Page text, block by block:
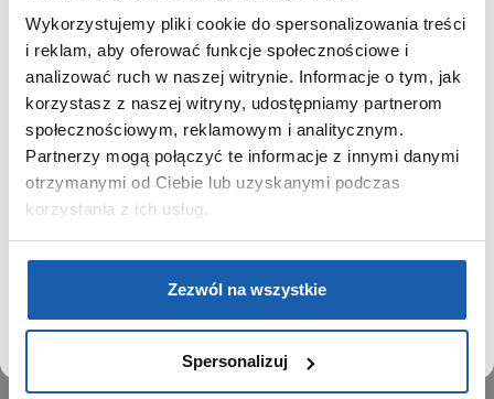
Wykorzystujemy pliki cookie do spersonalizowania treści
i reklam, aby oferować funkcje społecznościowe i
analizować ruch w naszej witrynie. Informacje o tym, jak
korzystasz z naszej witryny, udostępniamy partnerom
społecznościowym, reklamowym i analitycznym.
Partnerzy mogą połączyć te informacje z innymi danymi
otrzymanymi od Ciebie lub uzyskanymi podczas
korzystania z ich usług.
Zezwól na wszystkie
Spersonalizuj
GRUPA ZIBI
Historia
Misja, wizja i wartości Grupy Zibi
Ważne daty
Kariera
Zgoda na ciasteczka
PRODUKTY
Kalkulatory
SIECI SPRZEDAŻY
SZANOWNY UŻYTKOWNIKU,
SZANOWNA UŻYTKOWNICZKO
Używamy plików cookie w celach analitycznych,
statystycznych i marketingowych, w tym aby analizować
ruch w tej witrynie, optymalizować jej działanie oraz
zapamiętywać Twoje preferencje.